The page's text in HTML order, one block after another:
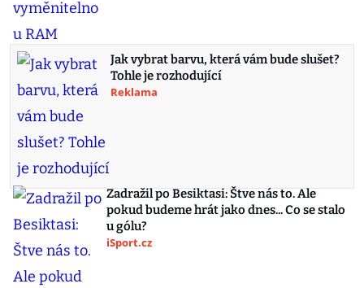
Jak vybrat barvu, která vám bude slušet?
Tohle je rozhodující
Reklama
Zadražil po Besiktasi: Štve nás to. Ale
pokud budeme hrát jako dnes... Co se stalo
u gólu?
iSport.cz